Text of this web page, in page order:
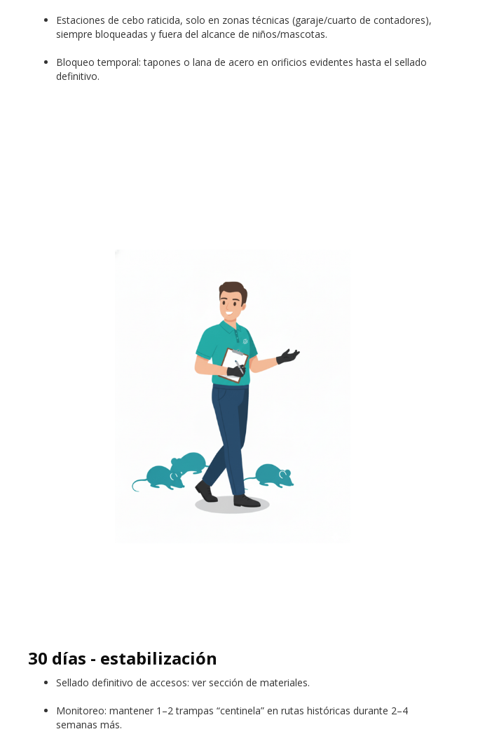
Estaciones de cebo raticida, solo en zonas técnicas (garaje/cuarto de contadores),
siempre bloqueadas y fuera del alcance de niños/mascotas.
Bloqueo temporal: tapones o lana de acero en orificios evidentes hasta el sellado
definitivo.
30 días - estabilización
Sellado definitivo de accesos: ver sección de materiales.
Monitoreo: mantener 1–2 trampas “centinela” en rutas históricas durante 2–4
semanas más.